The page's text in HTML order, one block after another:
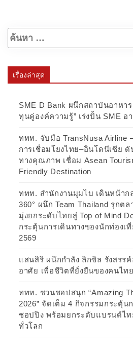
เรื่องล่าสุด
SME D Bank ผนึกสถาบันอาหา
ทุนคู่องค์ความรู้” เร่งปั้น SME อ
ททท. จับมือ TransNusa Airline
การเชื่อมโยงไทย–อินโดนีเซีย
ทางคุณภาพ เชื่อม Asean
Friendly Destination
ททท. สำนักงานมุมไบ เดินหน้าก
360° ผนึก Team Thailand รุกต
มุ่งยกระดับไทยสู่ Top of Mind
กระตุ้นการเดินทางของนักท่องเ
2569
แสนสิริ ผนึกกำลัง ลิกซิล รังสรร
อาศัย เพื่อชีวิตที่ยั่งยืนของคนไทย
ททท. ชวนชอปสนุก “Amazing
2026” จัดเต็ม 4 กิจกรรมกระตุ้น
ชอปปิง พร้อมยกระดับแบรนด์ไท
ทั่วโลก